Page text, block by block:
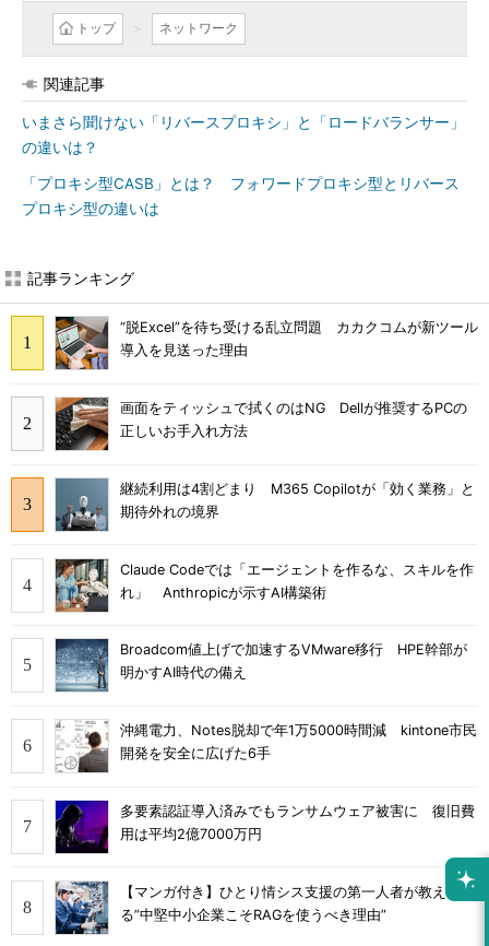
トップ ネットワーク
関連記事
いまさら聞けない「リバースプロキシ」と「ロードバランサー」
の違いは？
「プロキシ型CASB」とは？ フォワードプロキシ型とリバース
プロキシ型の違いは
記事ランキング
“脱Excel”を待ち受ける乱立問題 カカクコムが新ツール
導入を見送った理由
画面をティッシュで拭くのはNG Dellが推奨するPCの
正しいお手入れ方法
継続利用は4割どまり M365 Copilotが「効く業務」と
期待外れの境界
Claude Codeでは「エージェントを作るな、スキルを作
れ」 Anthropicが示すAI構築術
Broadcom値上げで加速するVMware移行 HPE幹部が
明かすAI時代の備え
沖縄電力、Notes脱却で年1万5000時間減 kintone市民
開発を安全に広げた6手
多要素認証導入済みでもランサムウェア被害に 復旧費
用は平均2億7000万円
【マンガ付き】ひとり情シス支援の第一人者が教え
る”中堅中小企業こそRAGを使うべき理由”